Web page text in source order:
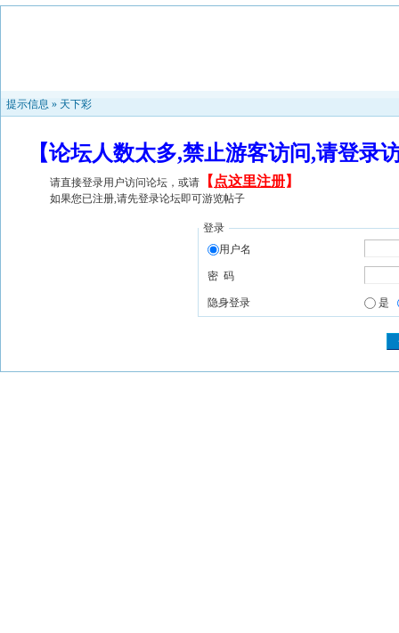
提示信息 » 天下彩
【论坛人数太多,禁止游客访问,请登
请直接登录用户访问论坛，或请 【 点这里注册】
如果您已注册,请先登录论坛即可游览帖子
登录
用户名
密 码
隐身登录 是